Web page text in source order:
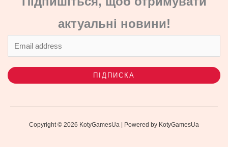
актуальні новини!
ПІДПИСКА
Copyright © 2026 KotyGamesUa | Powered by KotyGamesUa